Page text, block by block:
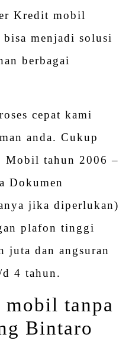
Kredit mobil
menjadi solusi
berbagai
cepat kami
anda. Cukup
Mobil tahun 2006 –
Dokumen
jika diperlukan)
plafon tinggi
juta dan angsuran
4 tahun.
tanpa
Bintaro